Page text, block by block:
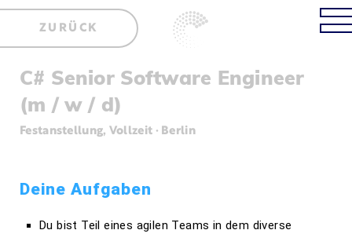
ZURÜCK
C# Senior Software Engineer
(m / w / d)
Festanstellung, Vollzeit · Berlin
Deine Aufgaben
Du bist Teil eines agilen Teams in dem diverse